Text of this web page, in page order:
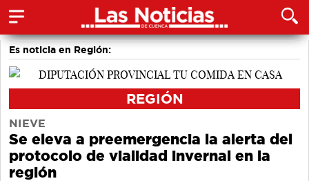
Es noticia en Región:
REGIÓN
NIEVE
Se eleva a preemergencia la alerta del
protocolo de vialidad invernal en la
región